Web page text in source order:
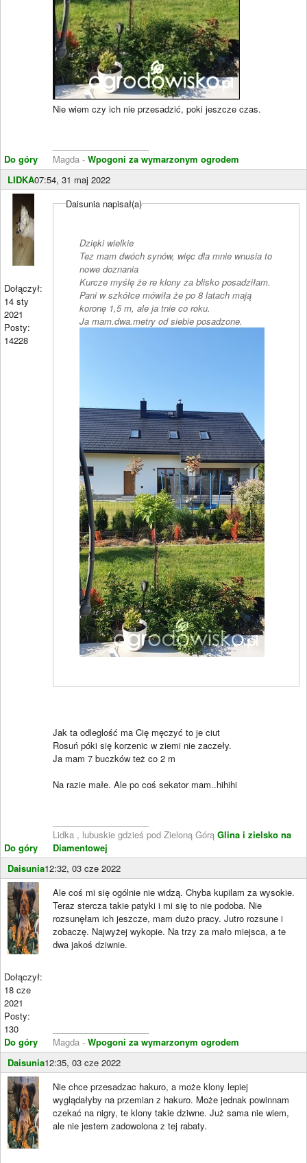
Do góry
Nie wiem czy ich nie przesadzić, poki jeszcze czas.
Magda - Wpogoni za wymarzonym ogrodem
LIDKA07:54, 31 maj 2022
Dołączył:
14 sty
2021
Posty:
14228
Do góry
Daisunia napisał(a)
Dzięki wielkie
Tez mam dwóch synów, więc dla mnie wnusia to
nowe doznania
Kurcze myślę że re klony za blisko posadziłam.
Pani w szkółce mówiła że po 8 latach mają
koronę 1,5 m, ale ja tnie co roku.
Ja mam.dwa.metry od siebie posadzone.
Jak ta odleglość ma Cię męczyć to je ciut
Rosuń póki się korzenic w ziemi nie zaczeły.
Ja mam 7 buczków też co 2 m
Na razie małe. Ale po coś sekator mam..hihihi
Lidka , lubuskie gdzieś pod Zieloną Górą Glina i zielsko na
Diamentowej
Daisunia12:32, 03 cze 2022
Dołączył:
18 cze
2021
Posty:
130
Do góry
Ale coś mi się ogólnie nie widzą. Chyba kupilam za wysokie.
Teraz stercza takie patyki i mi się to nie podoba. Nie
rozsunęłam ich jeszcze, mam dużo pracy. Jutro rozsune i
zobaczę. Najwyżej wykopie. Na trzy za mało miejsca, a te
dwa jakoś dziwnie.
Magda - Wpogoni za wymarzonym ogrodem
Daisunia12:35, 03 cze 2022
Nie chce przesadzac hakuro, a może klony lepiej
wyglądałyby na przemian z hakuro. Może jednak powinnam
czekać na nigry, te klony takie dziwne. Już sama nie wiem,
ale nie jestem zadowolona z tej rabaty.